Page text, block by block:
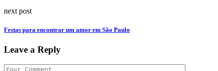
next post
Festas para encontrar um amor em São Paulo
Leave a Reply